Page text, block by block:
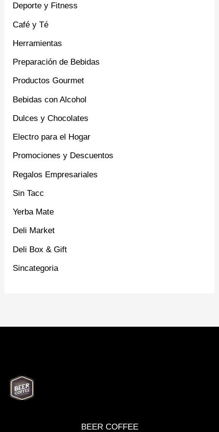
Deporte y Fitness
Café y Té
Herramientas
Preparación de Bebidas
Productos Gourmet
Bebidas con Alcohol
Dulces y Chocolates
Electro para el Hogar
Promociones y Descuentos
Regalos Empresariales
Sin Tacc
Yerba Mate
Deli Market
Deli Box & Gift
Sincategoria
BEER COFFEE